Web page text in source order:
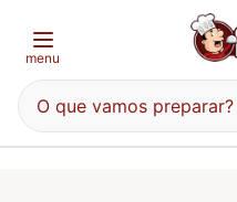
menu
O que vamos preparar?